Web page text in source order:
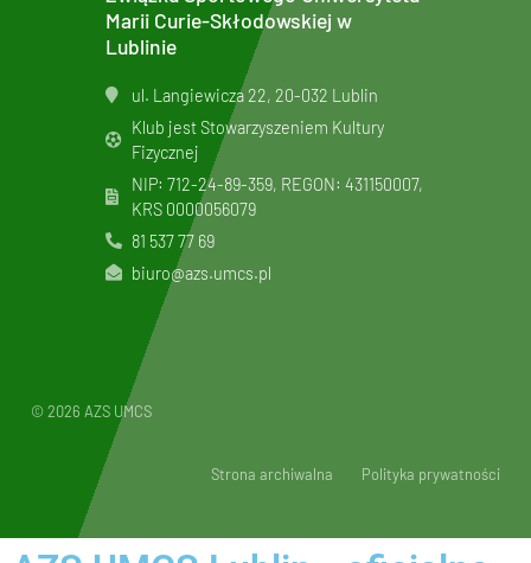
Marii Curie-Skłodowskiej w
Lublinie
ul. Langiewicza 22, 20-032 Lublin
Klub jest Stowarzyszeniem Kultury
Fizycznej
NIP: 712-24-89-359, REGON: 431150007,
KRS 0000056079
81 537 77 69
biuro@azs.umcs.pl
© 2026 AZS UMCS
Strona archiwalna Polityka prywatności